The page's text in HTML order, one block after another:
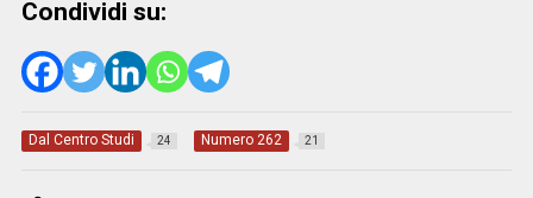
Condividi su:
Dal Centro Studi 24 Numero 262 21